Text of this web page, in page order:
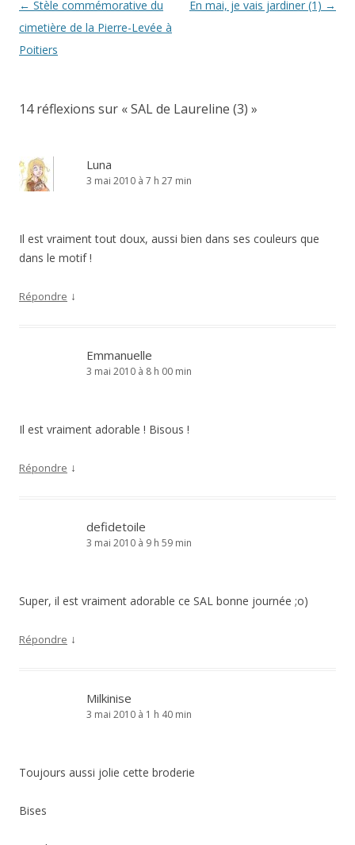
Navigation
des
articles
← Stèle commémorative du
cimetière de la Pierre-Levée à
Poitiers
En mai, je vais jardiner (1) →
14 réflexions sur «SAL de Laureline (3) »
Luna
3 mai 2010 à 7 h 27 min
Il est vraiment tout doux, aussi bien dans ses couleurs que
dans le motif !
Répondre ↓
Emmanuelle
3 mai 2010 à 8 h 00 min
Il est vraiment adorable ! Bisous !
Répondre ↓
defidetoile
3 mai 2010 à 9 h 59 min
Super, il est vraiment adorable ce SAL bonne journée ;o)
Répondre ↓
Milkinise
3 mai 2010 à 1 h 40 min
Toujours aussi jolie cette broderie
Bises